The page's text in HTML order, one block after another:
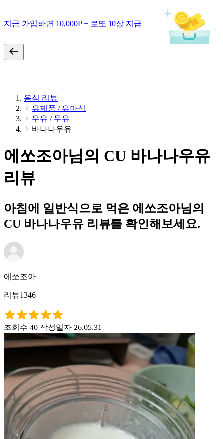
지금 가입하면 10,000P + 로또 10장 지급
음식 리뷰
유제품 / 유아식
우유 / 두유
바나나우유
에쏘조아님의 CU 바나나우유
리뷰
아침에 일반식으로 먹은 에쏘조아님의
CU 바나나우유 리뷰를 확인해보세요.
에쏘조아
리뷰1346
조회수 40 작성일자 26.05.31